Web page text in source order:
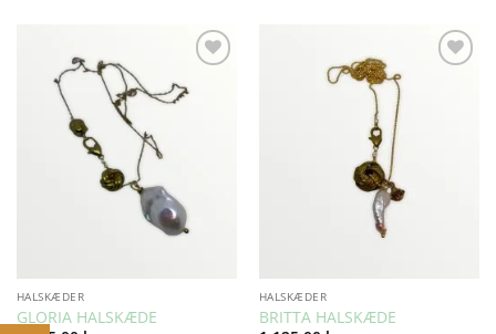
Wishlist
HALSKÆDER
GLORIA HALSKÆDE
HALSKÆDER
BRITTA HALSKÆDE